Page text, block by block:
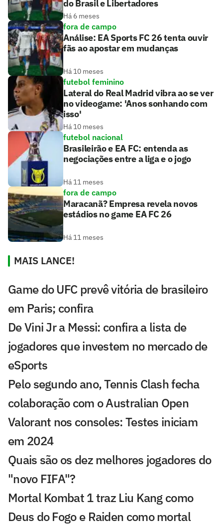
do Brasil e Libertadores
Há 6 meses
fora de campo
Análise: EA Sports FC 26 tenta ouvir
fãs ao apostar em mudanças
Há 10 meses
futebol feminino
Lateral do Real Madrid vibra ao se ver
no videogame: 'Anos sonhando com
isso'
Há 10 meses
futebol nacional
Brasileirão e EA FC: entenda as
negociações entre a liga e o jogo
Há 11 meses
fora de campo
Maracanã? Empresa revela novos
estádios no game EA FC 26
Há 11 meses
MAIS LANCE!
Game do UFC prevê vitória de brasileiro
em Paris; confira
De Vini Jr a Messi: confira a lista de
jogadores que investem no mercado de
eSports
Pelo segundo ano, Tennis Clash fecha
colaboração com o Australian Open
Valorant nos consoles: Testes iniciam
em 2024
Quais são os dez melhores jogadores do
"novo FIFA"?
Mortal Kombat 1 traz Liu Kang como
Deus do Fogo e Raiden como mortal